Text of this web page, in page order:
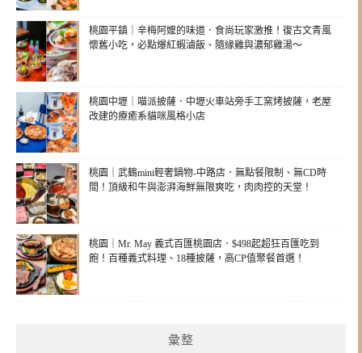
桃園平鎮｜辛梅阿嬤的味道．食尚玩家激推！復古文青風
懷舊小吃，必點爆紅蝦滷飯、隨緣雞與濃郁雞湯～
桃園中壢｜喵派披薩．中壢火車站旁手工窯烤披薩，老屋
改建的療癒系貓咪風格小店
桃園｜武鶴mini輕奢鍋物-中路店．無點餐限制、無CD時
間！頂級和牛與澎湃海鮮無限爽吃，肉肉控的天堂！
桃園｜Mr. May 義式百匯桃園店．$498起超狂百匯吃到
飽！百種義式料理、18種披薩，高CP值聚餐首選！
彙整